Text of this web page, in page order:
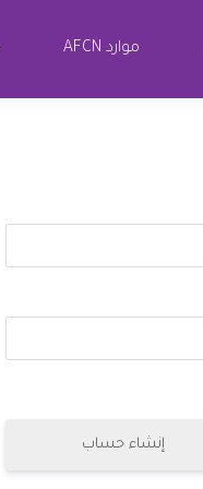
موارد AFCN
إنشاء حساب